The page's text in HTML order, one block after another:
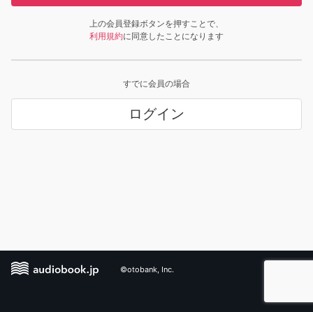
上の会員登録ボタンを押すことで、
利用規約に同意したことになります
すでに会員の場合
ログイン
©otobank, Inc.